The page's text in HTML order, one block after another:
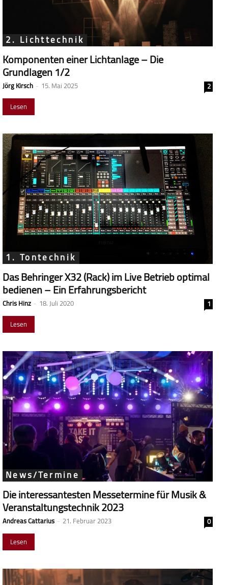
2. Lichttechnik
Komponenten einer Lichtanlage – Die
Grundlagen 1/2
Jörg Kirsch - 15. Mai 2025
2
Lesen
1. Tontechnik
Das Behringer X32 (Rack) im Live Betrieb optimal
bedienen – Ein Erfahrungsbericht
Chris Hinz - 18. Juli 2020
1
Lesen
News/Termine
Die interessantesten Messetermine für Musik &
Veranstaltungstechnik 2023
Andreas Cattarius - 21. Februar 2023
0
Lesen